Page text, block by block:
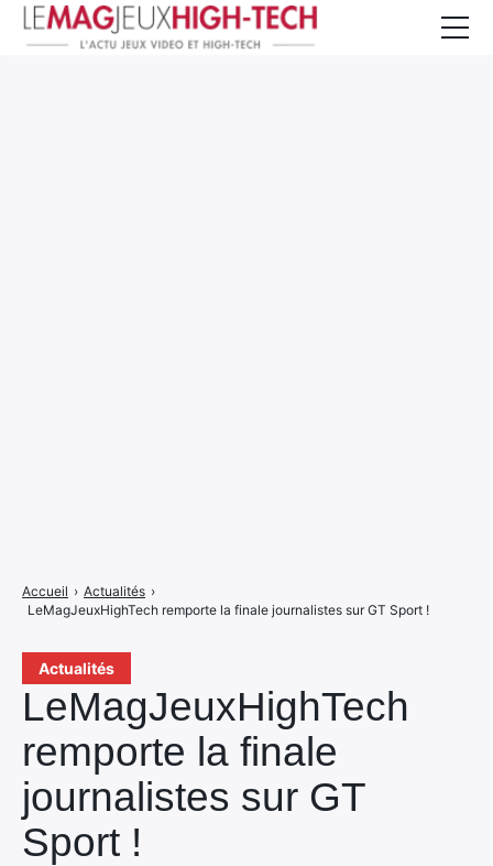
Actualités
LeMagJeuxHighTech
remporte la finale
journalistes sur GT
Sport !
Accueil › Actualités ›
LeMagJeuxHighTech remporte la finale journalistes sur GT Sport !